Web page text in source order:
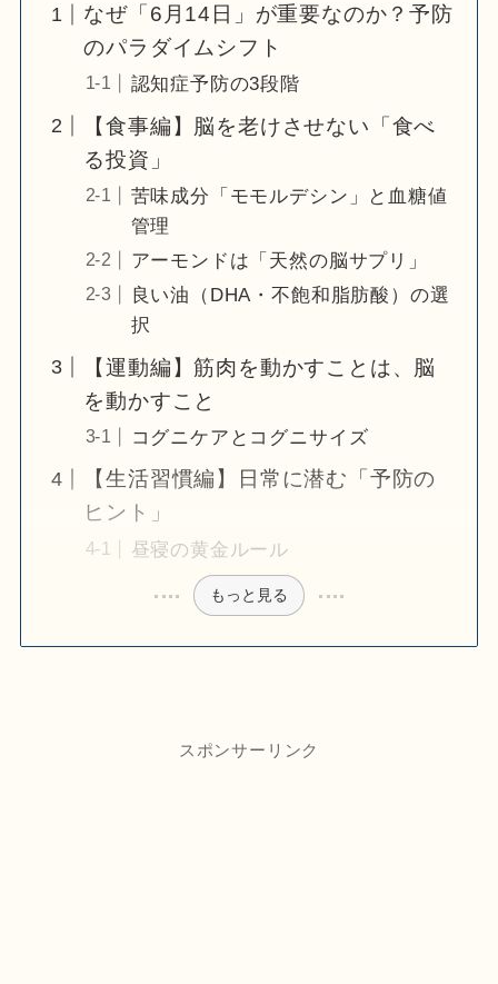
なぜ「6月14日」が重要なのか？予防
のパラダイムシフト
認知症予防の3段階
【食事編】脳を老けさせない「食べ
る投資」
苦味成分「モモルデシン」と血糖値
管理
アーモンドは「天然の脳サプリ」
良い油（DHA・不飽和脂肪酸）の選
択
【運動編】筋肉を動かすことは、脳
を動かすこと
コグニケアとコグニサイズ
【生活習慣編】日常に潜む「予防の
ヒント」
昼寝の黄金ルール
もっと見る
スポンサーリンク